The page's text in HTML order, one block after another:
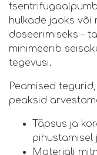
hulkade jaoks või
doseerimiseks –
minimeerib
tegevusi.
Peamised
peaksid
Täpsus ja
pihustamisel
Materjali